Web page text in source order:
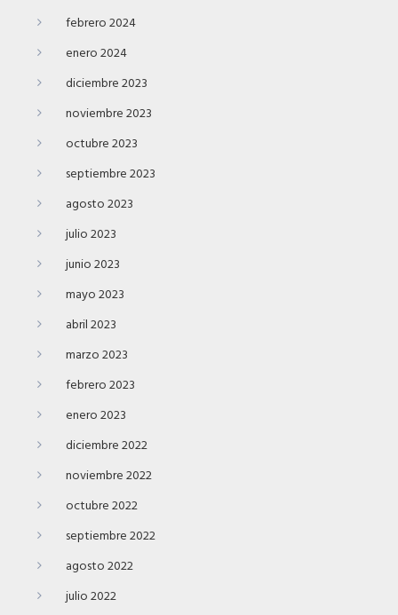
febrero 2024
enero 2024
diciembre 2023
noviembre 2023
octubre 2023
septiembre 2023
agosto 2023
julio 2023
junio 2023
mayo 2023
abril 2023
marzo 2023
febrero 2023
enero 2023
diciembre 2022
noviembre 2022
octubre 2022
septiembre 2022
agosto 2022
julio 2022